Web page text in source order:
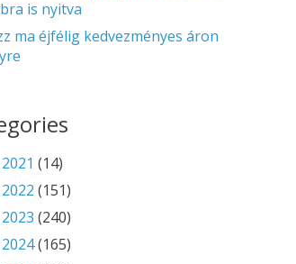
is nyitva
ma éjfélig kedvezményes áron
(14)
(151)
(240)
(165)